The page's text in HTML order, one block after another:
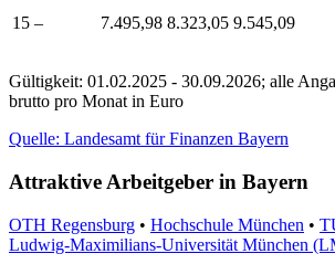
15 – 7.495,98 8.323,05 9.545,09
Gültigkeit: 01.02.2025 - 30.09.2026; alle
brutto pro Monat in Euro
Quelle: Landesamt für Finanzen Bayern
Attraktive Arbeitgeber in Bayern
OTH Regensburg • Hochschule München •
Ludwig-Maximilians-Universität München